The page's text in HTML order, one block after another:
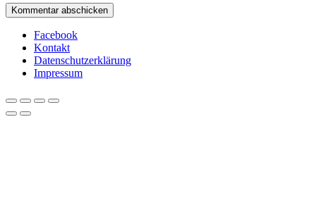
Facebook
Kontakt
Datenschutzerklärung
Impressum